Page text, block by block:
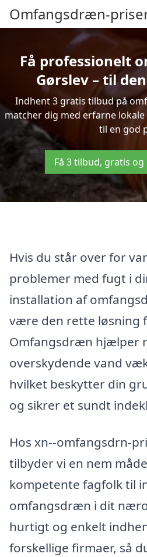
Omfangsdræn-
Få professionelt
Gørslev – til
Indhent 3 gratis tilbud på
matcher dig med erfarne
til en god
Få 3 tilbud, gratis
Hvis du står over for
problemer med fugt i
installation af
være den rette løsning
Omfangsdræn hjælper
overskydende vand
hvilket beskytter din
og sikrer et sundt
Hos xn--omfangsdrn-
tilbyder vi en nem
kompetente fagfolk til
omfangsdræn i dit
hurtigt og enkelt
forskellige firmaer, så